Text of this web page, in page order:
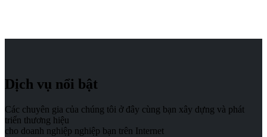
Dịch vụ nổi bật
Các chuyên gia của chúng tôi ở đây cùng bạn xây dựng và phát
triển thương hiệu
cho doanh nghiệp nghiệp bạn trên Internet